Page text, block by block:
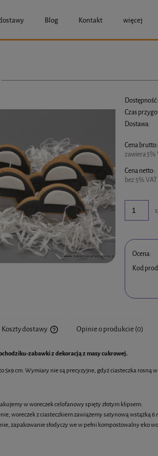
Blog Kontakt więcej
Dostępność:
Czas
Dostawa:
Cena nie
Cena brutto:
zawiera 5%
Cena netto:
bez 5%
Ocena:
Kod
Koszty dostawy
Cena nie zawiera ewentualnych
Opinie o produkcie (0)
zabawki z dekoracją z masy cukrowej.
5x9 cm. Wymiary nie są precyzyjne, gdyż ciasteczka rosną
w woreczek celofanowy spięty złotym klipsem.
woreczek z ciasteczkiem zawiążemy satynową wstążką
zapakowanie słodyczy we w pełni kompostowalny eko